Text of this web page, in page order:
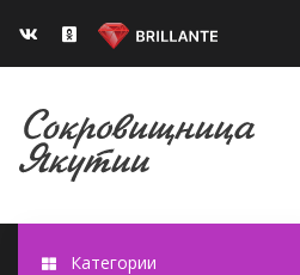
Категории